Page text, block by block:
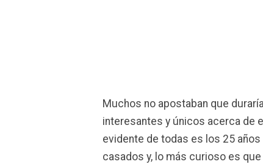
Muchos no apostaban que
interesantes y únicos acerca de
evidente de todas es los 25
casados y, lo más curioso es